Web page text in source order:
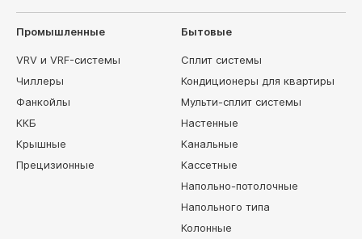
Промышленные
VRV и VRF-системы
Чиллеры
Фанкойлы
ККБ
Крышные
Прецизионные
Бытовые
Сплит системы
Кондиционеры для квартиры
Мульти-сплит системы
Настенные
Канальные
Кассетные
Напольно-потолочные
Напольного типа
Колонные